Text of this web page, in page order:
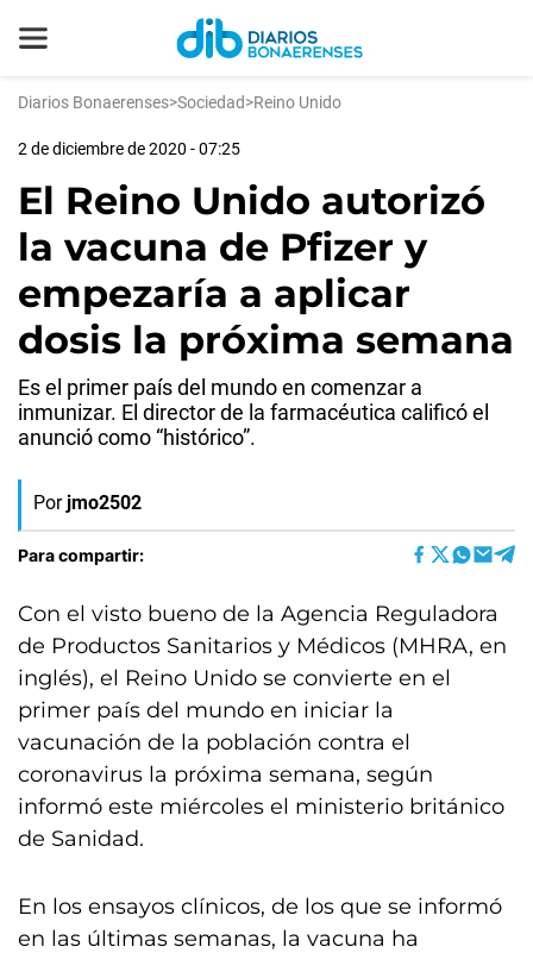
Diarios Bonaerenses>Sociedad>Reino Unido
2 de diciembre de 2020 - 07:25
El Reino Unido autorizó
la vacuna de Pfizer y
empezaría a aplicar
dosis la próxima semana
Es el primer país del mundo en comenzar a
inmunizar. El director de la farmacéutica calificó el
anunció como “histórico”.
Por jmo2502
Para compartir:
Con el visto bueno de la Agencia Reguladora
de Productos Sanitarios y Médicos (MHRA, en
inglés), el Reino Unido se convierte en el
primer país del mundo en iniciar la
vacunación de la población contra el
coronavirus la próxima semana, según
informó este miércoles el ministerio británico
de Sanidad.
En los ensayos clínicos, de los que se informó
en las últimas semanas, la vacuna ha